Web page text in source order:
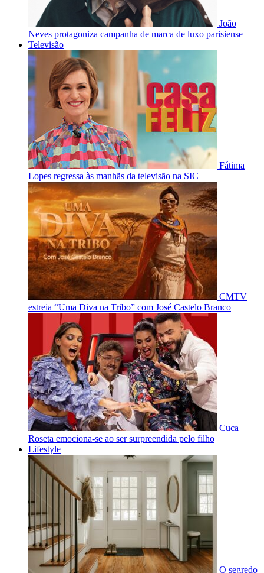
João
Neves protagoniza campanha de marca de luxo parisiense
Televisão
Fátima
Lopes regressa às manhãs da televisão na SIC
CMTV
estreia “Uma Diva na Tribo” com José Castelo Branco
Cuca
Roseta emociona-se ao ser surpreendida pelo filho
Lifestyle
O segredo